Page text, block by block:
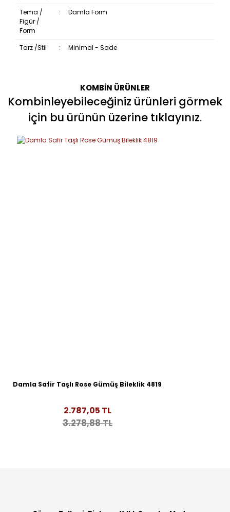
Tema /
Figür /
Form
: Damla Form
Tarz /Stil : Minimal - Sade
Bu ürüne ilk yorumu siz yapın!
KOMBİN ÜRÜNLER
Kombinleyebileceğiniz ürünleri görmek
için bu ürünün üzerine tıklayınız.
Damla Safir Taşlı Rose Gümüş Bileklik 4819
2.787,05 TL
3.278,88 TL